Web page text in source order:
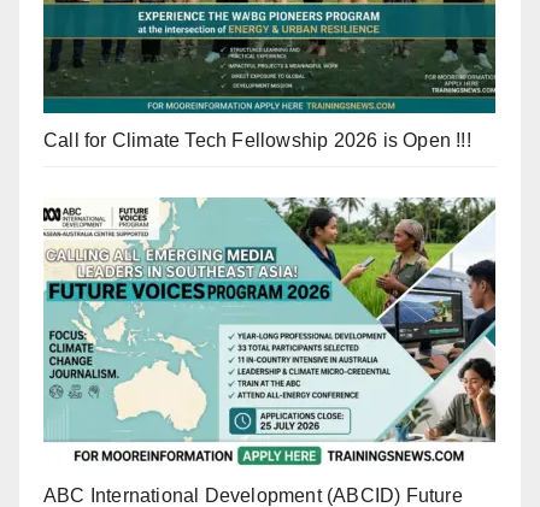
Call for Climate Tech Fellowship 2026 is Open !!!
ABC International Development (ABCID) Future